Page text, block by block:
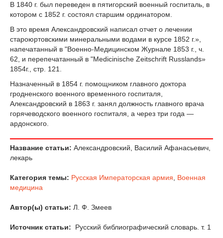
В 1840 г. был переведен в пятигорский военный госпиталь, в
котором с 1852 г. состоял старшим ординатором.
В это время Александровский написал отчет о лечении
староюртовскими минеральными водами в курсе 1852 г.»,
напечатанный в "Военно-Медицинском Журнале 1853 г., ч.
62, и перепечатанный в "Medicinische Zeitschrift Russlands»
1854г., стр. 121.
Назначенный в 1854 г. помощником главного доктора
гродненского военного временного госпиталя,
Александровский в 1863 г. занял должность главного врача
горячеводского военного госпиталя, а через три года —
ардонского.
Название статьи: Александровский, Василий Афанасьевич,
лекарь
Категория темы: Русская Императорская армия
Военная
медицина
Автор(ы) статьи: Л. Ф. Змеев
Источник статьи: Русский библиографический словарь. т. 1